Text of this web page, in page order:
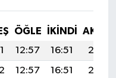
ÖĞLE İKINDI
12:57 16:51
20:13
12:57 16:51
20:12